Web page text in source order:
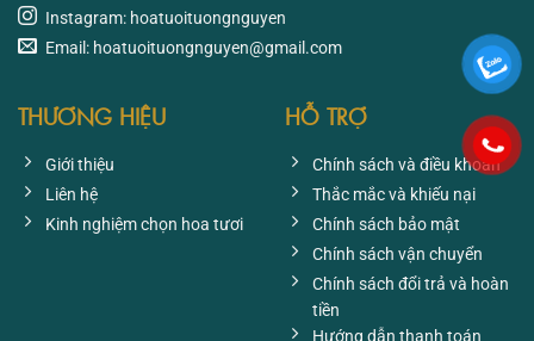
Instagram: hoatuoituongnguyen
Email: hoatuoituongnguyen@gmail.com
THƯƠNG HIỆU
Giới thiệu
Liên hệ
Kinh nghiệm chọn hoa tươi
HỖ TRỢ
Chính sách và điều khoản
Thắc mắc và khiếu nại
Chính sách bảo mật
Chính sách vận chuyển
Chính sách đổi trả và hoàn
tiền
Hướng dẫn thanh toán